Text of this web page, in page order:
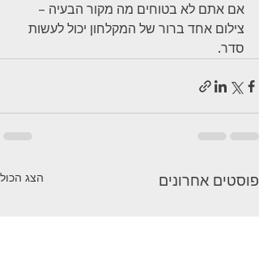
אם אתם לא בטוחים מה מקור הבעיה –
צילום אחד ברור של המקלחון יכול לעשות
סדר.
פוסטים אחרונים הצג הכול